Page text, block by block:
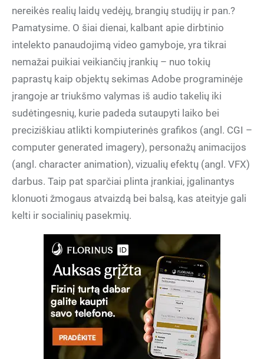
nereikės realių laidų vedėjų, brangių studijų ir pan.?
Pamatysime. O šiai dienai, kalbant apie dirbtinio
intelekto panaudojimą video gamyboje, yra tikrai
nemažai puikiai veikiančių įrankių – nuo tokių
paprastų kaip objektų sekimas Adobe programinėje
įrangoje ar triukšmo valymas iš audio takelių iki
sudėtingesnių, kurie padeda sutaupyti laiko bei
preciziškiau atlikti kompiuterinės grafikos (angl. CGI –
computer generated imagery), personažų animacijos
(angl. character animation), vizualių efektų (angl. VFX)
darbus. Taip pat sparčiai plinta įrankiai, įgalinantys
klonuoti žmogaus atvaizdą bei balsą, kas ateityje gali
kelti ir socialinių pasekmių.